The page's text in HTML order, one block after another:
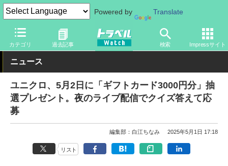
Powered by Translate
カテゴリ 過去記事 検索 Impressサイト
トラベル Watch 旅の情報 セール
ニュース
ユニクロ、5月2日に「ギフトカード3000円分」抽
選プレゼント。夜のライブ配信でクイズ答えて応
募
編集部：白江ちなみ 2025年5月1日 17:18
リスト